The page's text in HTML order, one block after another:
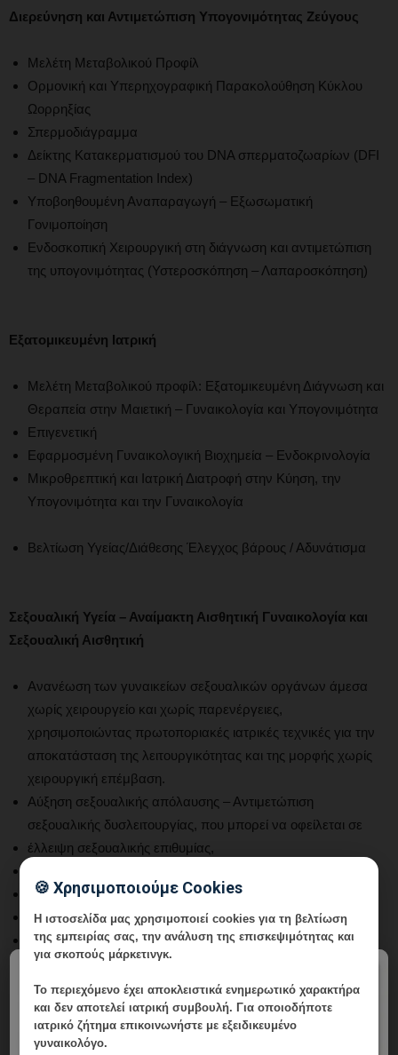
Διερεύνηση και Αντιμετώπιση Υπογονιμότητας Ζεύγους
Μελέτη Μεταβολικού Προφίλ
Ορμονική και Υπερηχογραφική Παρακολούθηση Κύκλου
Ωορρηξίας
Σπερμοδιάγραμμα
Δείκτης Κατακερματισμού του DNA σπερματοζωαρίων (DFI
– DNA Fragmentation Index)
Υποβοηθουμένη Αναπαραγωγή – Εξωσωματική
Γονιμοποίηση
Ενδοσκοπική Χειρουργική στη διάγνωση και αντιμετώπιση
της υπογονιμότητας (Υστεροσκόπηση – Λαπαροσκόπηση)
Εξατομικευμένη Ιατρική
Μελέτη Μεταβολικού προφίλ: Εξατομικευμένη Διάγνωση και
Θεραπεία στην Μαιετική – Γυναικολογία και Υπογονιμότητα
Επιγενετική
Εφαρμοσμένη Γυναικολογική Βιοχημεία – Ενδοκρινολογία
Μικροθρεπτική και Ιατρική Διατροφή στην Κύηση, την
Υπογονιμότητα και την Γυναικολογία
Βελτίωση Υγείας/Διάθεσης Έλεγχος βάρους / Αδυνάτισμα
Σεξουαλική Υγεία – Αναίμακτη Αισθητική Γυναικολογία και
Σεξουαλική Αισθητική
Ανανέωση των γυναικείων σεξουαλικών οργάνων άμεσα
χωρίς χειρουργείο και χωρίς παρενέργειες,
χρησιμοποιώντας πρωτοποριακές ιατρικές τεχνικές για την
αποκατάσταση της λειτουργικότητας και της μορφής χωρίς
χειρουργική επέμβαση.
Αύξηση σεξουαλικής απόλαυσης – Αντιμετώπιση
σεξουαλικής δυσλειτουργίας, που μπορεί να οφείλεται σε
έλλειψη σεξουαλικής επιθυμίας,
αδυναμία να σεξουαλικής κορύφωσης οργασμού
πόνο κατά την επαφή.
Αντιμετώπιση κολπικής χαλάρωσης λόγω
τοκετών,
ορμονικών προβλημάτων ή
λόγω της φυσικής διαδικασίας γήρανσης,
Αντιμετώπιση ατροφίας του κόλπου, συνήθως λόγω
🍪 Χρησιμοποιούμε Cookies
Η ιστοσελίδα μας χρησιμοποιεί cookies για τη βελτίωση
της εμπειρίας σας, την ανάλυση της επισκεψιμότητας και
για σκοπούς μάρκετινγκ.
Το περιεχόμενο έχειαποκλειστικά ενημερωτικό χαρακτήρα
και δεν αποτελεί ιατρική συμβουλή. Για οποιοδήποτε
ιατρικό ζήτημα επικοινωνήστε με εξειδικευμένο
γυναικολόγο.